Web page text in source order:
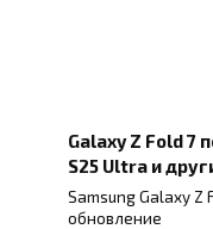
Galaxy Z Fold 7
S25 Ultra и
Samsung Galaxy Z
обновление